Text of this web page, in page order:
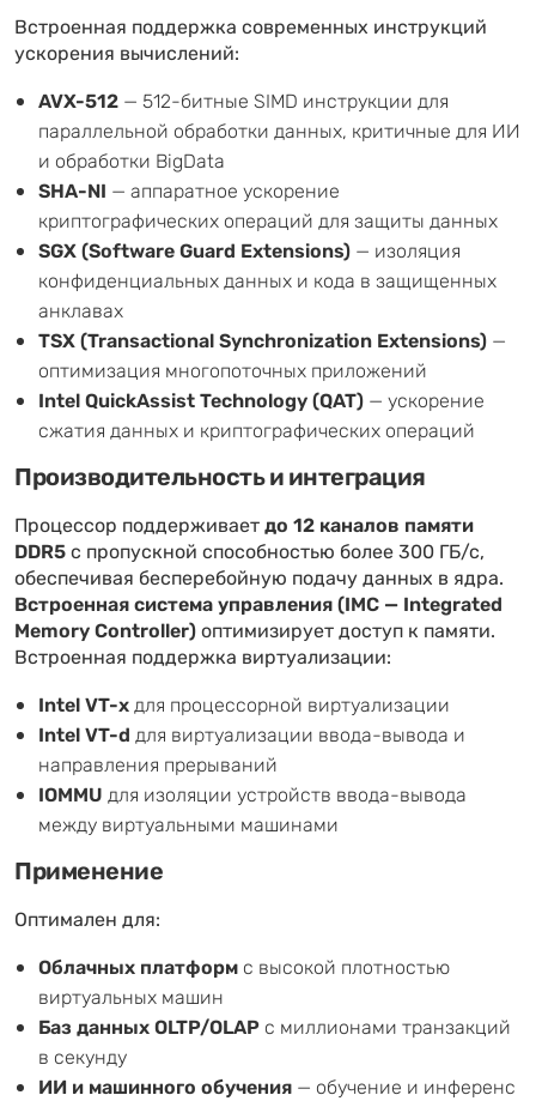
Встроенная поддержка современных инструкций
ускорения вычислений:
AVX-512 — 512-битные SIMD инструкции для
параллельной обработки данных, критичные для ИИ
и обработки BigData
SHA-NI — аппаратное ускорение
криптографических операций для защиты данных
SGX (Software Guard Extensions) — изоляция
конфиденциальных данных и кода в защищенных
анклавах
TSX (Transactional Synchronization Extensions) —
оптимизация многопоточных приложений
Intel QuickAssist Technology (QAT) — ускорение
сжатия данных и криптографических операций
Производительность и интеграция
Процессор поддерживаетдо 12 каналов памяти
DDR5с пропускной способностью более 300 ГБ/с,
обеспечивая бесперебойную подачу данных в ядра.
Встроенная система управления (IMC — Integrated
Memory Controller)оптимизирует доступ к памяти.
Встроенная поддержка виртуализации:
Intel VT-xдля процессорной виртуализации
Intel VT-d для виртуализации ввода-вывода и
направления прерываний
IOMMU для изоляции устройств ввода-вывода
между виртуальными машинами
Применение
Оптимален для:
Облачных платформ с высокой плотностью
виртуальных машин
Баз данных OLTP/OLAP с миллионами транзакций
в секунду
ИИ и машинного обучения — обучение и инференс